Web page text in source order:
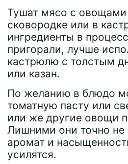
Тушат мясо с
сковородке или в
ингредиенты в
пригорали, лучше
кастрюлю с толстым
или казан.
По желанию в блюдо
томатную пасту или
или же другие овощи
Лишними они точно не
аромат и
усилятся.